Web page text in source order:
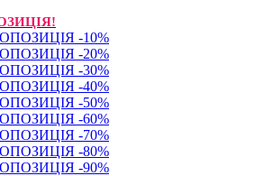
-10%
-20%
-30%
-40%
-50%
-60%
-70%
-80%
-90%